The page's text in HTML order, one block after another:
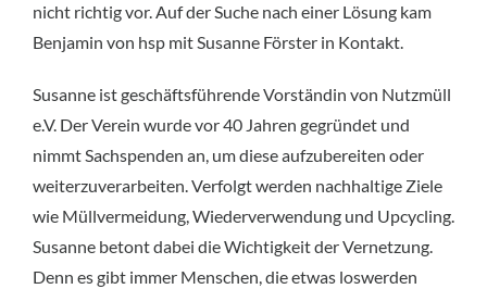
nicht richtig vor. Auf der Suche nach einer Lösung kam
Benjamin von hsp mit Susanne Förster in Kontakt.
Susanne ist geschäftsführende Vorständin von Nutzmüll
e.V. Der Verein wurde vor 40 Jahren gegründet und
nimmt Sachspenden an, um diese aufzubereiten oder
weiterzuverarbeiten. Verfolgt werden nachhaltige Ziele
wie Müllvermeidung, Wiederverwendung und Upcycling.
Susanne betont dabei die Wichtigkeit der Vernetzung.
Denn es gibt immer Menschen, die etwas loswerden